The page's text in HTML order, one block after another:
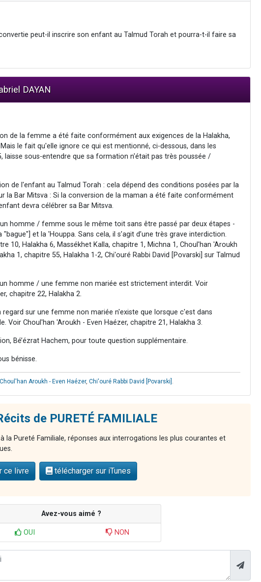
peut-il inscrire son enfant au Talmud Torah et pourra-t-il faire sa
DAYAN
de la femme a été faite conformément aux exigences de la Halakha,
le fait qu'elle ignore ce qui est mentionné, ci-dessous, dans les
laisse sous-entendre que sa formation n'était pas très poussée /
de l'enfant au Talmud Torah : cela dépend des conditions posées par la
la Bar Mitsva : Si la conversion de la maman a été faite conformément
devra célébrer sa Bar Mitsva.
homme / femme sous le même toit sans être passé par deux étapes -
et la 'Houppa. Sans cela, il s’agit d’une très grave interdiction.
10, Halakha 6, Massékhet Kalla, chapitre 1, Michna 1, Choul'han 'Aroukh
1, chapitre 55, Halakha 1-2, Chi'ouré Rabbi David [Povarski] sur Talmud
homme / une femme non mariée est strictement interdit. Voir
chapitre 22, Halakha 2.
sur une femme non mariée n'existe que lorsque c'est dans
Voir Choul'han 'Aroukh - Even Haézer, chapitre 21, Halakha 3.
Bé’ézrat Hachem, pour toute question supplémentaire.
bénisse.
Choul'han Aroukh - Even Haézer, Chi'ouré Rabbi David [Povarski]
de PURETÉ FAMILIALE
la Pureté Familiale, réponses aux interrogations les plus courantes et
ce livre télécharger sur iTunes
Avez-vous aimé ?
OUI NON